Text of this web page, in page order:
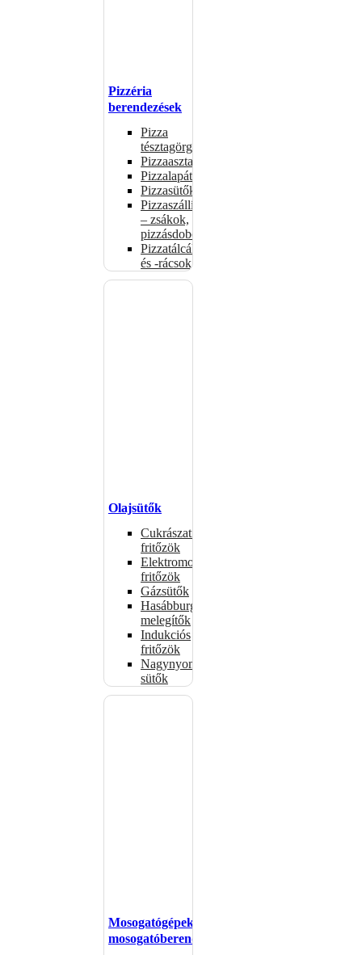
Pizzéria
berendezések
Pizza
tésztagörgők
Pizzaasztalok
Pizzalapátok
Pizzasütők
Pizzaszállítás
– zsákok,
pizzásdobozok
Pizzatálcák
és -rácsok
Olajsütők
Cukrászati
fritőzök
Elektromos
fritőzök
Gázsütők
Hasábburgonya
melegítők
Indukciós
fritőzök
Nagynyomású
sütők
Mosogatógépek,
mosogatóberendezések